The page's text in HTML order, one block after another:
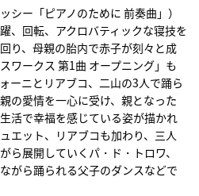
シー「ピアノのために 前奏曲」）
、回転、アクロバティックな寝技を
り、母親の胎内で赤子が刻々と成
ワークス 第1曲 オープニング」も
ーニとリアブコ、二山の3人で踊ら
の愛情を一心に受け、親となった
活で幸福を感じている姿が描かれ
エット、リアブコも加わり、三人
ら展開していくパ・ド・トロワ、
がら踊られる父子のダンスなどで